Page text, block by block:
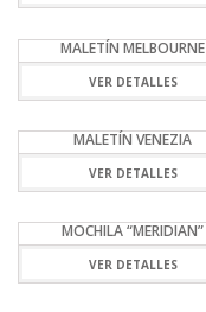
MALETÍN MELBOURNE
VER DETALLES
MALETÍN VENEZIA
VER DETALLES
MOCHILA “MERIDIAN”
VER DETALLES